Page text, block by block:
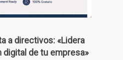
a directivos: «Lidera
digital de tu empresa»